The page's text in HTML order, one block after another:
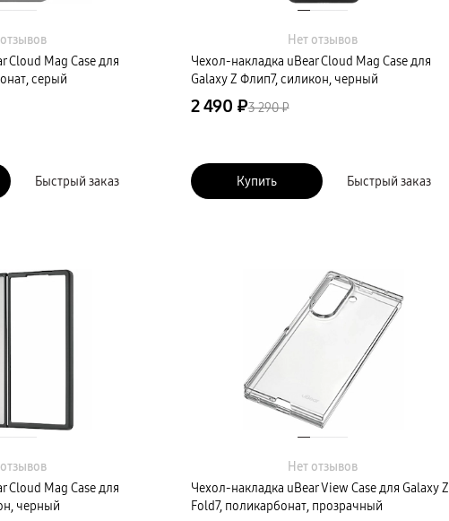
Cloud Mag Case для
серый
Быстрый заказ
Нет отзывов
Чехол-накладка uBear Cloud Mag Case для
Galaxy Z Флип7, силикон, черный
2 490 ₽3 290 ₽
Купить Быстрый заказ
Cloud Mag Case для
черный
Нет отзывов
Чехол-накладка uBear View Case для Galaxy Z
Fold7, поликарбонат, прозрачный